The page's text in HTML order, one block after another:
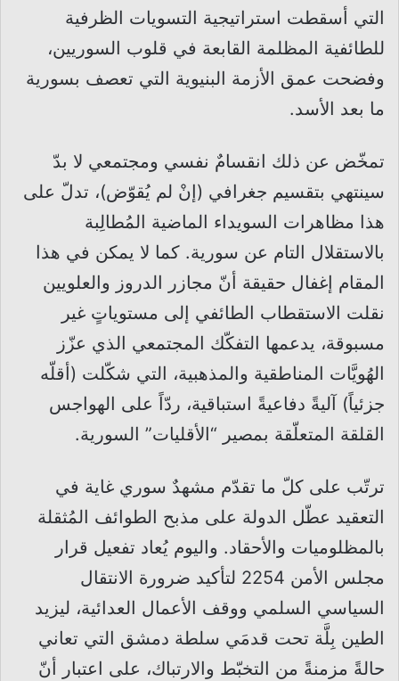
التي أسقطت استراتيجية التسويات الظرفية
للطائفية المظلمة القابعة في قلوب السوريين،
وفضحت عمق الأزمة البنيوية التي تعصف بسورية
ما بعد الأسد.
تمخّض عن ذلك انقسامٌ نفسي ومجتمعي لا بدّ
سينتهي بتقسيم جغرافي (إنْ لم يُقوّض)، تدلّ على
هذا مظاهرات السويداء الماضية المُطالِبة
بالاستقلال التام عن سورية. كما لا يمكن في هذا
المقام إغفال حقيقة أنّ مجازر الدروز والعلويين
نقلت الاستقطاب الطائفي إلى مستوياتٍ غير
مسبوقة، يدعمها التفكّك المجتمعي الذي عزّز
الهُويَّات المناطقية والمذهبية، التي شكّلت (أقلّه
جزئياً) آليةً دفاعيةً استباقية، ردّاً على الهواجس
القلقة المتعلّقة بمصير “الأقليات” السورية.
ترتّب على كلّ ما تقدّم مشهدٌ سوري غاية في
التعقيد عطّل الدولة على مذبح الطوائف المُثقلة
بالمظلوميات والأحقاد. واليوم يُعاد تفعيل قرار
مجلس الأمن 2254 لتأكيد ضرورة الانتقال
السياسي السلمي ووقف الأعمال العدائية، ليزيد
الطين بِلَّة تحت قدمَي سلطة دمشق التي تعاني
حالةً مزمنةً من التخبّط والارتباك، على اعتبار أنّ